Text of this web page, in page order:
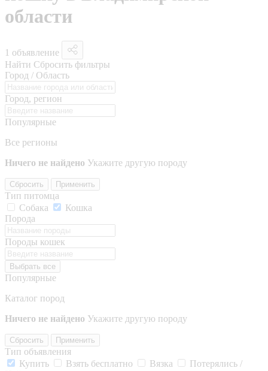
области
1 объявление
Найти Сбросить фильтры
Город / Область
Город, регион
Популярные
Все регионы
Ничего не найдено Укажите другую породу
Сбросить Применить
Тип питомца
Собака
Кошка
Порода
Породы кошек
Выбрать все
Популярные
Каталог пород
Ничего не найдено Укажите другую породу
Сбросить Применить
Тип объявления
Купить
Взять бесплатно Вязка
Потерялись /